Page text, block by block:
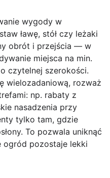
wygody w
ławę, stół czy leżaki
obrót i przejścia — w
miejsca na min.
czytelnej szerokości.
wielozadaniową, rozważ
np. rabaty z
nasadzenia przy
tylko tam, gdzie
To pozwala uniknąć
ogród pozostaje lekki